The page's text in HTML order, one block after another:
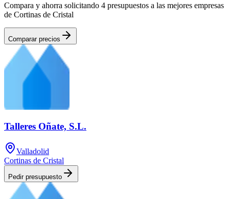
Compara y ahorra solicitando 4 presupuestos a las mejores empresas
de Cortinas de Cristal
Comparar precios
Talleres Oñate, S.L.
Valladolid
Cortinas de Cristal
Pedir presupuesto